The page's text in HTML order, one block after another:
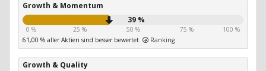
Growth & Momentum
39 %
0 % 25 % 50 % 75 %
100 %
61,00 % aller Aktien sind besser bewertet.
Ranking
Growth & Quality